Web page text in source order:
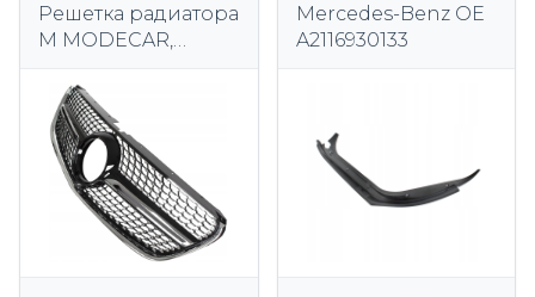
Решетка радиатора
M MODECAR,
Mercedes Vito
W447
Mercedes-Benz OE
A2116930133